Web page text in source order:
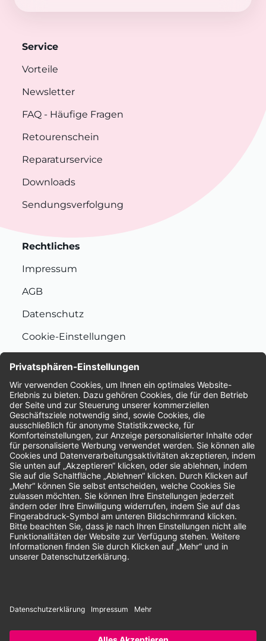
Service
Vorteile
Newsletter
FAQ - Häufige Fragen
Retourenschein
Reparaturservice
Downloads
Sendungsverfolgung
Rechtliches
Impressum
AGB
Datenschutz
Cookie-Einstellungen
Bewertungen
Unsere Zahlungsarten:
Rechnung SEPA-Lastschrift Vorkasse